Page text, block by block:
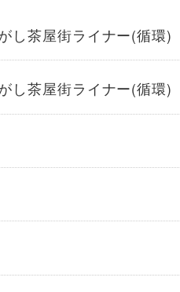
し茶屋街ライナー(循環)
し茶屋街ライナー(循環)